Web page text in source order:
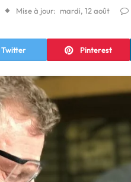
Mise à jour: mardi, 12 août
Twitter Pinterest